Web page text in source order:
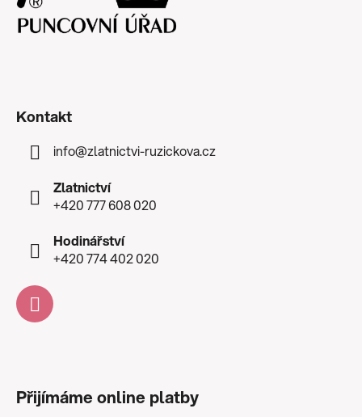
Kontakt
info@zlatnictvi-ruzickova.cz
Zlatnictví
+420 777 608 020
Hodinářství
+420 774 402 020
Přijímáme online platby